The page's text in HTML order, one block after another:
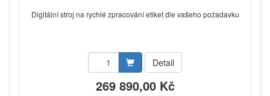
Digitální stroj na rychlé zpracování etiket dle vašeho požadavku
Detail
269 890,00 Kč